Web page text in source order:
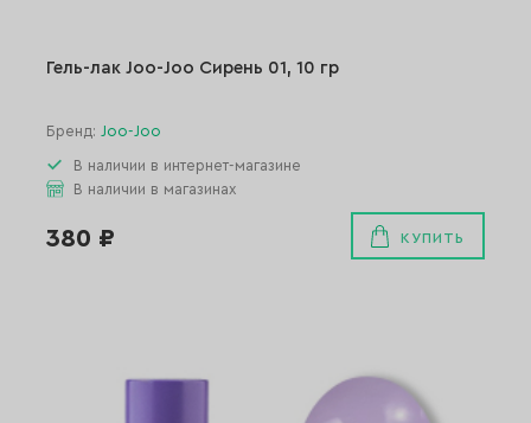
Гель-лак Joo-Joo Сирень 01, 10 гр
Бренд: Joo-Joo
В наличии в интернет-магазине
В наличии в магазинах
380 ₽ КУПИТЬ